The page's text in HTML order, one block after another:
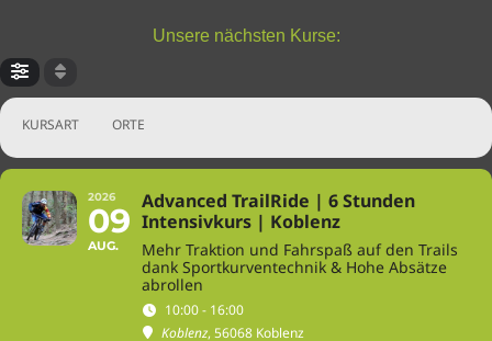
Unsere nächsten Kurse:
KURSART ORTE
2026
09
AUG.
Advanced TrailRide | 6 Stunden
Intensivkurs | Koblenz
Mehr Traktion und Fahrspaß auf den Trails
dank Sportkurventechnik & Hohe Absätze
abrollen
10:00 - 16:00
Koblenz, 56068 Koblenz